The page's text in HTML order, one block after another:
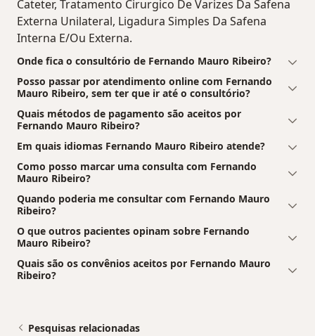
Cateter, Tratamento Cirurgico De Varizes Da Safena
Externa Unilateral, Ligadura Simples Da Safena
Interna E/Ou Externa.
Onde fica o consultório de Fernando Mauro Ribeiro?
Posso passar por atendimento online com Fernando
Mauro Ribeiro, sem ter que ir até o consultório?
Quais métodos de pagamento são aceitos por
Fernando Mauro Ribeiro?
Em quais idiomas Fernando Mauro Ribeiro atende?
Como posso marcar uma consulta com Fernando
Mauro Ribeiro?
Quando poderia me consultar com Fernando Mauro
Ribeiro?
O que outros pacientes opinam sobre Fernando
Mauro Ribeiro?
Quais são os convênios aceitos por Fernando Mauro
Ribeiro?
Pesquisas relacionadas